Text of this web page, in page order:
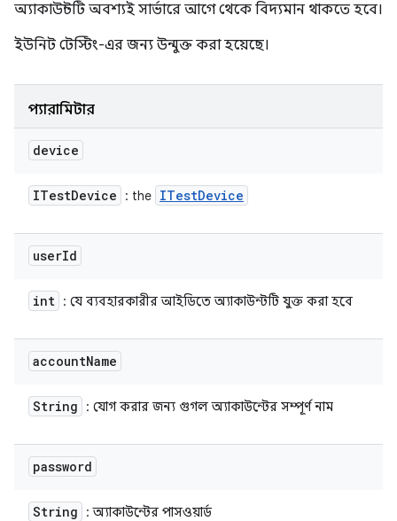
অ্যাকাউন্টটি অবশ্যই সার্ভারে আগে থেকে বিদ্যমান থাকতে হবে।
ইউনিট টেস্টিং-এর জন্য উন্মুক্ত করা হয়েছে।
প্যারামিটার
device
ITestDevice : the ITestDevice
userId
int : যে ব্যবহারকারীর আইডিতে অ্যাকাউন্টটি যুক্ত করা হবে
accountName
String : যোগ করার জন্য গুগল অ্যাকাউন্টের সম্পূর্ণ নাম
password
String : অ্যাকাউন্টের পাসওয়ার্ড